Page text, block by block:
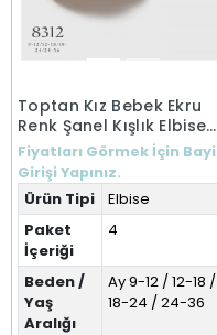
Toptan Kız Bebek Ekru
Renk Şanel Kışlık Elbise
(9-36 Ay)
Fiyatları Görmek İçin Bayi
Girişi Yapınız.
Ürün Tipi
Elbise
Paket
İçeriği
4
Beden /
Yaş
Aralığı
Ay 9-12 / 12-18 /
18-24 / 24-36